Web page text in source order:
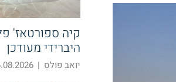
קיה ספורטאז'
היברידי מעודכן
יואב פולס |
19:39